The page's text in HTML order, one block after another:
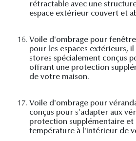
rétractable avec une
espace extérieur couvert et
16. Voile d'ombrage pour
pour les espaces extérieurs,
stores spécialement conçus
offrant une protection
de votre maison.
17. Voile d'ombrage pour
conçus pour s'adapter aux
protection supplémentaire et
température à l'intérieur de